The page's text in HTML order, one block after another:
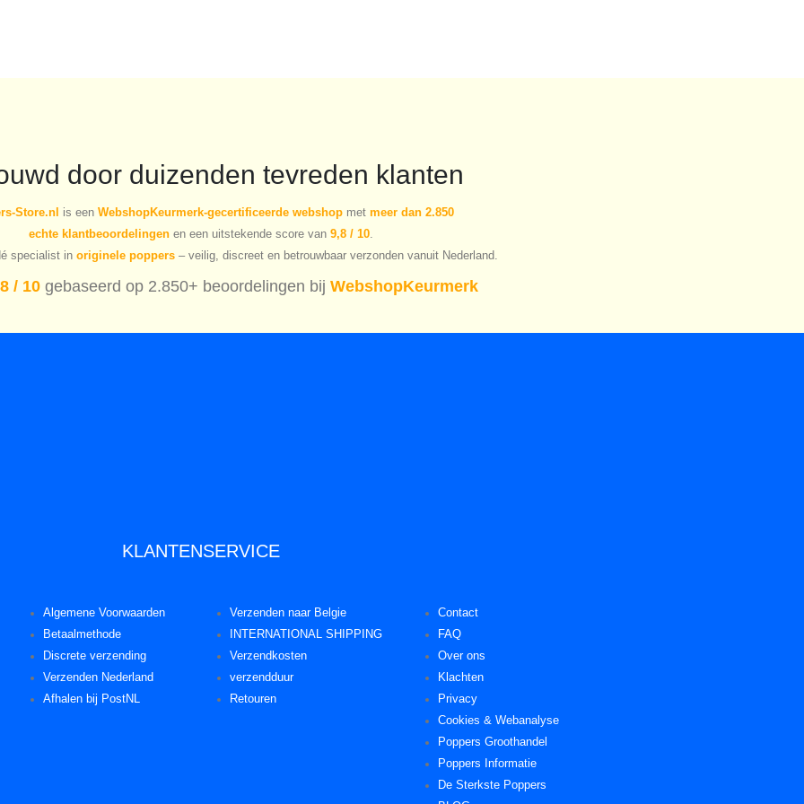
door duizenden tevreden klanten
Store.nl is een WebshopKeurmerk-gecertificeerde webshop met meer dan 2.850
echte klantbeoordelingen en een uitstekende score van 9,8 / 10.
specialist in originele poppers – veilig, discreet en betrouwbaar verzonden vanuit Nederland.
/ 10 gebaseerd op 2.850+ beoordelingen bij WebshopKeurmerk
KLANTENSERVICE
Algemene Voorwaarden
Betaalmethode
Discrete verzending
Verzenden Nederland
Afhalen bij PostNL
Verzenden naar Belgie
INTERNATIONAL SHIPPING
Verzendkosten
verzendduur
Retouren
Contact
FAQ
Over ons
Klachten
Privacy
Cookies & Webanalyse
Poppers Groothandel
Poppers Informatie
De Sterkste Poppers